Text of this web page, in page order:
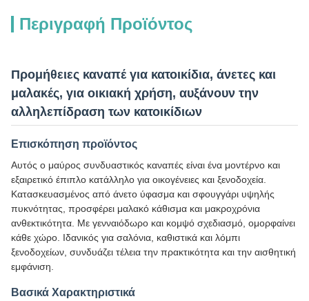
Περιγραφή Προϊόντος
Προμήθειες καναπέ για κατοικίδια, άνετες και
μαλακές, για οικιακή χρήση, αυξάνουν την
αλληλεπίδραση των κατοικίδιων
Επισκόπηση προϊόντος
Αυτός ο μαύρος συνδυαστικός καναπές είναι ένα μοντέρνο και
εξαιρετικό έπιπλο κατάλληλο για οικογένειες και ξενοδοχεία.
Κατασκευασμένος από άνετο ύφασμα και σφουγγάρι υψηλής
πυκνότητας, προσφέρει μαλακό κάθισμα και μακροχρόνια
ανθεκτικότητα. Με γενναιόδωρο και κομψό σχεδιασμό, ομορφαίνει
κάθε χώρο. Ιδανικός για σαλόνια, καθιστικά και λόμπι
ξενοδοχείων, συνδυάζει τέλεια την πρακτικότητα και την αισθητική
εμφάνιση.
Βασικά Χαρακτηριστικά